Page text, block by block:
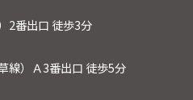
2番出口 徒歩3分
線）Ａ3番出口 徒歩5分